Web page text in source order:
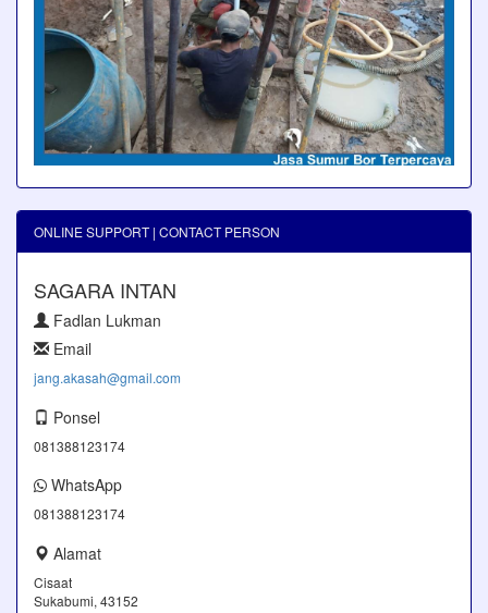
ONLINE SUPPORT | CONTACT PERSON
SAGARA INTAN
Fadlan Lukman
Email
jang.akasah@gmail.com
Ponsel
081388123174
WhatsApp
081388123174
Alamat
Cisaat
Sukabumi, 43152